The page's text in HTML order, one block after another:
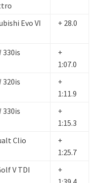
Evo VI + 28.0
330is
+
1:07.0
320is
+
1:11.9
330is
+
1:15.3
Clio
+
1:25.7
V TDI
+